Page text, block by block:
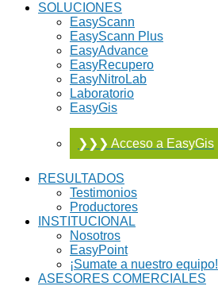
SOLUCIONES
EasyScann
EasyScann Plus
EasyAdvance
EasyRecupero
EasyNitroLab
Laboratorio
EasyGis
❯❯❯ Acceso a EasyGis
RESULTADOS
Testimonios
Productores
INSTITUCIONAL
Nosotros
EasyPoint
¡Sumate a nuestro equipo!
ASESORES COMERCIALES